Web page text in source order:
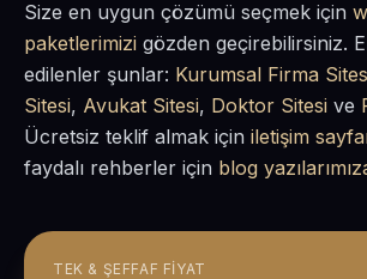
Size en uygun çözümü seçmek için
paketlerimizi gözden geçirebilirsiniz.
edilenler şunlar: Kurumsal Firma
Sitesi, Avukat Sitesi, Doktor Sitesi ve
Ücretsiz teklif almak için iletişim
faydalı rehberler için blog
TEK & ŞEFFAF FIYAT